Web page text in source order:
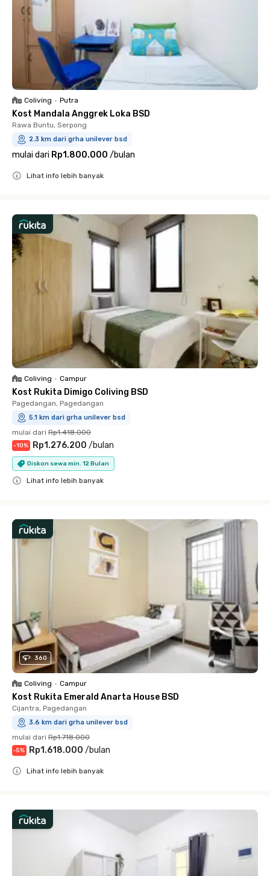
Coliving • Putra
Kost Mandala Anggrek Loka BSD
Rawa Buntu, Serpong
2.3 km dari grha unilever bsd
mulai dari Rp1.800.000 /bulan
Lihat info lebih banyak
Coliving • Campur
Kost Rukita Dimigo Coliving BSD
Pagedangan, Pagedangan
5.1 km dari grha unilever bsd
mulai dari Rp1.418.000
-10% Rp1.276.200 /bulan
Diskon sewa min. 12 Bulan
Lihat info lebih banyak
360
Coliving • Campur
Kost Rukita Emerald Anarta House BSD
Cijantra, Pagedangan
3.6 km dari grha unilever bsd
mulai dari Rp1.718.000
-5% Rp1.618.000 /bulan
Lihat info lebih banyak